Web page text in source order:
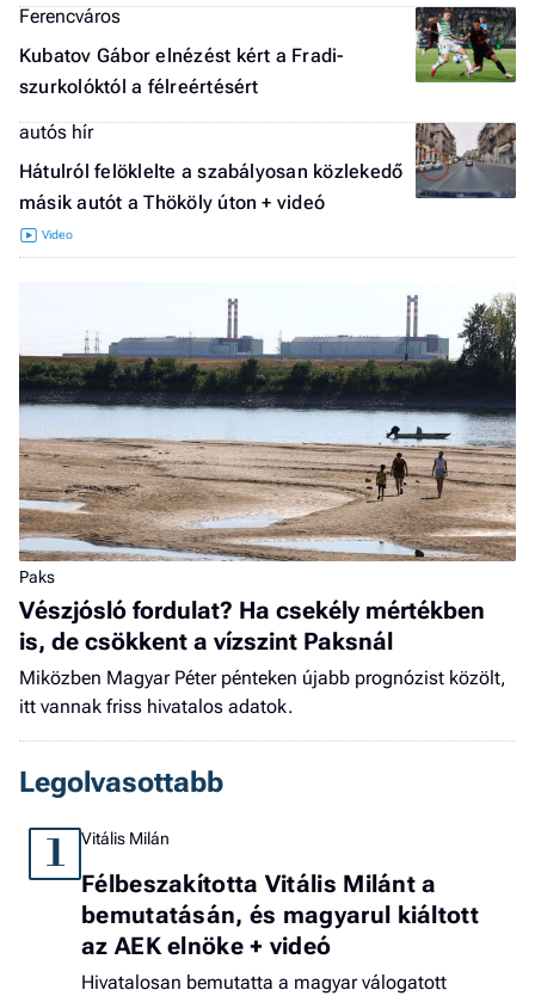
Ferencváros
Kubatov Gábor elnézést kért a Fradi-
szurkolóktól a félreértésért
autós hír
Hátulról felöklelte a szabályosan közlekedő
másik autót a Thököly úton + videó
Paks
Vészjósló fordulat? Ha csekély mértékben
is, de csökkent a vízszint Paksnál
Miközben Magyar Péter pénteken újabb prognózist közölt,
itt vannak friss hivatalos adatok.
Legolvasottabb
1 Vitális Milán
Félbeszakította Vitális Milánt a
bemutatásán, és magyarul kiáltott
az AEK elnöke + videó
Hivatalosan bemutatta a magyar válogatott